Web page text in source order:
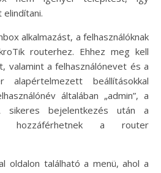
alkalmazást, a felhasználóknak
routerhez. Ehhez meg kell
valamint a felhasználónevet és a
beállításokkal
általában „admin”, a
bejelentkezés után a
hozzáférhetnek a router
oldalon található a menü, ahol a